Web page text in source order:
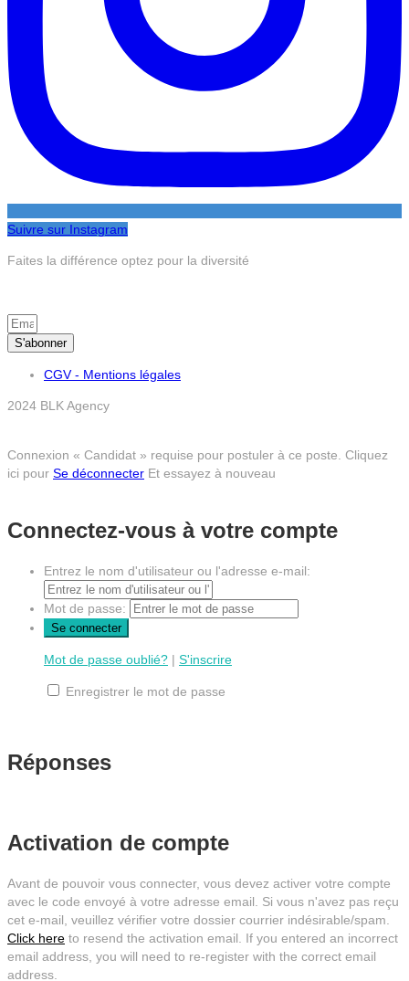
Suivre sur Instagram
Faites la différence optez pour la diversité
S'abonner
CGV - Mentions légales
2024 BLK Agency
Connexion « Candidat » requise pour postuler à ce poste. Cliquez
ici pour Se déconnecter Et essayez à nouveau
Connectez-vous à votre compte
Entrez le nom d'utilisateur ou l'adresse e-mail:
Mot de passe:
Mot de passe oublié? | S'inscrire
Enregistrer le mot de passe
Réponses
Activation de compte
Avant de pouvoir vous connecter, vous devez activer votre compte
avec le code envoyé à votre adresse email. Si vous n'avez pas reçu
cet e-mail, veuillez vérifier votre dossier courrier indésirable/spam.
Click here to resend the activation email. If you entered an incorrect
email address, you will need to re-register with the correct email
address.